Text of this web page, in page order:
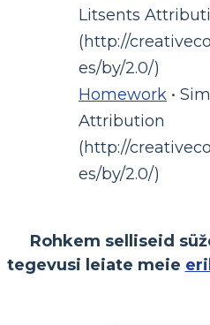
Litsents
(http://
es/by/2.0/)
Homework •
Attribution
(http://
es/by/2.0/)
Rohkem selliseid
tegevusi leiate meie